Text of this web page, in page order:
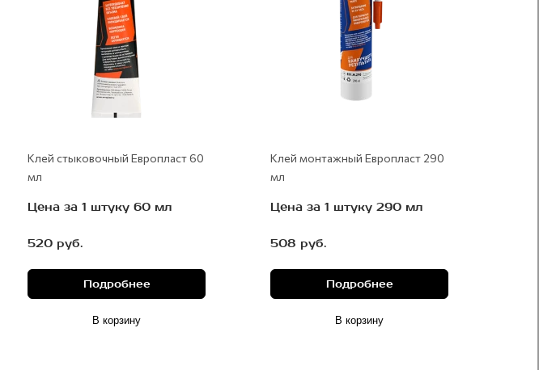
Клей стыковочный Европласт 60
мл
Цена за 1 штуку 60 мл
520 руб.
Подробнее
В корзину
Клей монтажный Европласт 290
мл
Цена за 1 штуку 290 мл
508 руб.
Подробнее
В корзину